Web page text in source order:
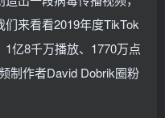
来看看2019年度TikTok
亿8千万播放、1770万点
制作者David Dobrik圈粉